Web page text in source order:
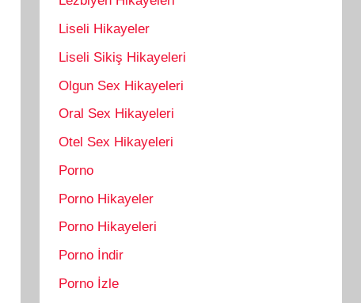
Liseli Hikayeler
Liseli Sikiş Hikayeleri
Olgun Sex Hikayeleri
Oral Sex Hikayeleri
Otel Sex Hikayeleri
Porno
Porno Hikayeler
Porno Hikayeleri
Porno İndir
Porno İzle